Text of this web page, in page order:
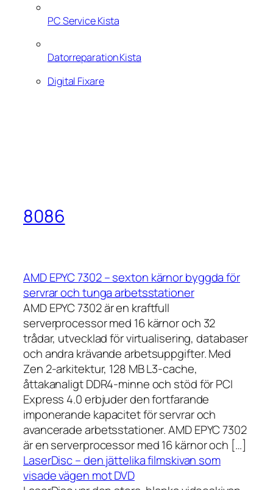
PC Service Kista
Datorreparation Kista
Digital Fixare
8086
AMD EPYC 7302 – sexton kärnor byggda för
servrar och tunga arbetsstationer
AMD EPYC 7302 är en kraftfull
serverprocessor med 16 kärnor och 32
trådar, utvecklad för virtualisering, databaser
och andra krävande arbetsuppgifter. Med
Zen 2-arkitektur, 128 MB L3-cache,
åttakanaligt DDR4-minne och stöd för PCI
Express 4.0 erbjuder den fortfarande
imponerande kapacitet för servrar och
avancerade arbetsstationer. AMD EPYC 7302
är en serverprocessor med 16 kärnor och […]
LaserDisc – den jättelika filmskivan som
visade vägen mot DVD